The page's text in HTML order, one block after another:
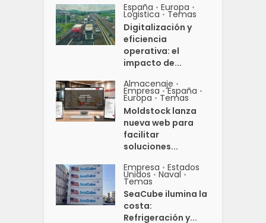
España • Europa •
Logistica • Temas
Digitalización y
eficiencia
operativa: el
impacto de...
Almacenaje •
Empresa • España •
Europa • Temas
Moldstock lanza
nueva web para
facilitar
soluciones...
Empresa • Estados
Unidos • Naval •
Temas
SeaCube ilumina la
costa:
Refrigeración y...